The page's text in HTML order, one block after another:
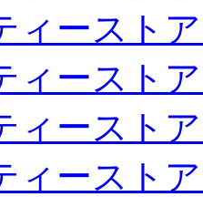
ィースト
ィースト
ィースト
ィースト